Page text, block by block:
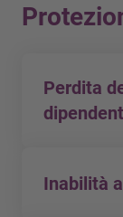
Perdita
Max.
Inabilità